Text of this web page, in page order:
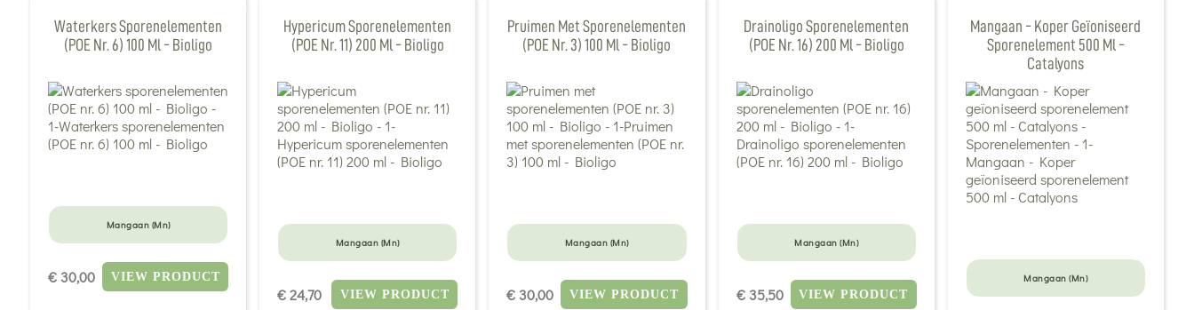
Waterkers Sporenelementen
(POE Nr. 6) 100 Ml - Bioligo
Mangaan (Mn)
€ 30,00 VIEW PRODUCT
Hypericum Sporenelementen
(POE Nr. 11) 200 Ml - Bioligo
Mangaan (Mn)
€ 24,70 VIEW PRODUCT
Pruimen Met Sporenelementen
(POE Nr. 3) 100 Ml - Bioligo
Mangaan (Mn)
€ 30,00 VIEW PRODUCT
Drainoligo Sporenelementen
(POE Nr. 16) 200 Ml - Bioligo
Mangaan (Mn)
€ 35,50 VIEW PRODUCT
Mangaan - Koper Geïoniseerd
Sporenelement 500 Ml -
Catalyons
Mangaan (Mn)